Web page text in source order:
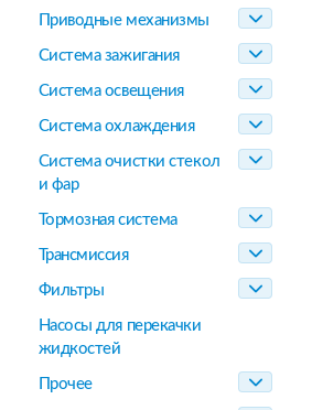
Приводные механизмы
Система зажигания
Система освещения
Система охлаждения
Система очистки стекол
и фар
Тормозная система
Трансмиссия
Фильтры
Насосы для перекачки
жидкостей
Прочее